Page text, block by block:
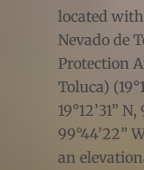
located
Nevado de
Protection
Toluca)
19°12’31” N,
99°44’22”
an